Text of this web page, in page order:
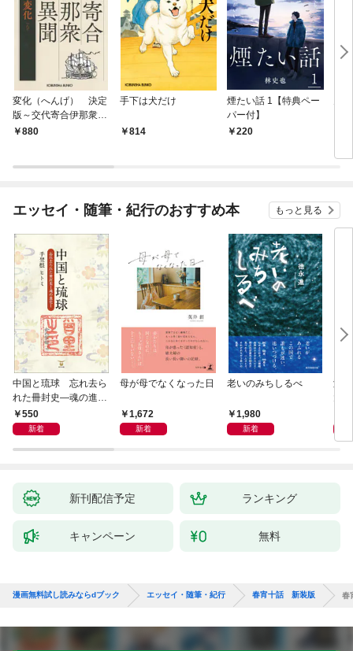
変化（へんげ） 決定
版～交代寄合伊那衆異
聞（1）～
880
手下は犬だけ
814
煙たい話 1【特典ペー
パー付】
220
エッセイ・随筆・紀行のおすすめ本 もっと見る
中国と琉球 忘れ去ら
れた冊封史―魂の進化
―550
新着
母が母でなくなった日
1,672
新着
老いのみちしるべ
1,980
新着
激
新刊配信予定 ランキング
キャンペーン 無料
漫画無料試し読みならdブック エッセイ・随筆・紀行 春宵十話 新装版 春